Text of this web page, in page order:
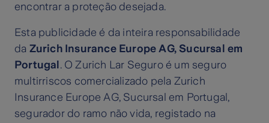
encontrar a proteção desejada.
Esta publicidade é da inteira responsabilidade
da Zurich Insurance Europe AG, Sucursal em
Portugal . O Zurich Lar Seguro é um seguro
multirriscos comercializado pela Zurich
Insurance Europe AG, Sucursal em Portugal ,
segurador do ramo não vida, registado na